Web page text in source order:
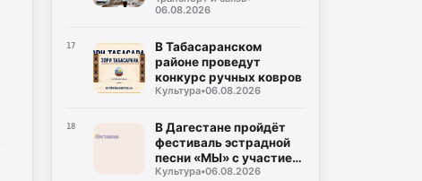
всех маршрутах
06.08.2026
17
В Табасаранском
районе проведут
конкурс ручных ковров
Культура•06.08.2026
18
В Дагестане пройдёт
фестиваль эстрадной
песни «МЫ» с участием
восьми регионов
Культура•06.08.2026